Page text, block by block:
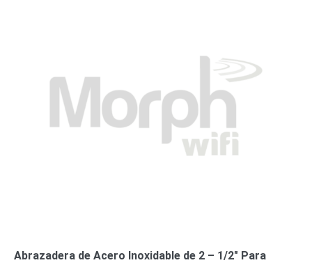
Abrazadera de Acero Inoxidable de 2 – 1/2″ Para